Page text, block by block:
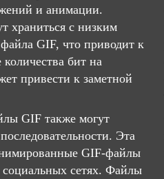
и анимации.
храниться с низким
GIF, что приводит к
бит на
привести к заметной
GIF также могут
Эта
GIF-файлы
социальных сетях. Файлы